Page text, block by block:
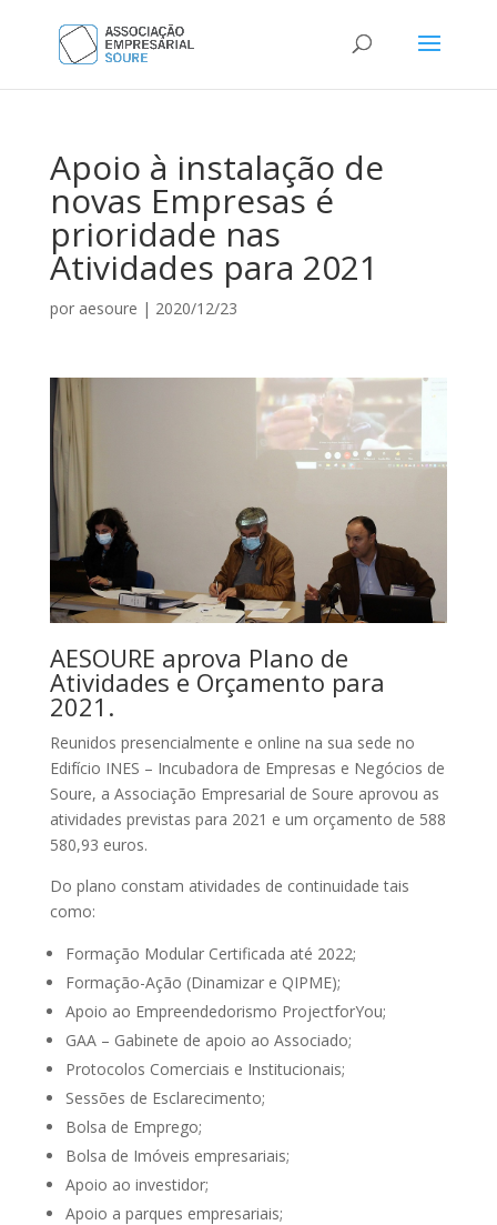
Apoio à instalação de
novas Empresas é
prioridade nas
Atividades para 2021
por aesoure | 2020/12/23
AESOURE aprova Plano de
Atividades e Orçamento para
2021.
Reunidos presencialmente e online na sua sede no
Edifício INES – Incubadora de Empresas e Negócios de
Soure, a Associação Empresarial de Soure aprovou as
atividades previstas para 2021 e um orçamento de 588
580,93 euros.
Do plano constam atividades de continuidade tais
como:
Formação Modular Certificada até 2022;
Formação-Ação (Dinamizar e QIPME);
Apoio ao Empreendedorismo ProjectforYou;
GAA – Gabinete de apoio ao Associado;
Protocolos Comerciais e Institucionais;
Sessões de Esclarecimento;
Bolsa de Emprego;
Bolsa de Imóveis empresariais;
Apoio ao investidor;
Apoio a parques empresariais;